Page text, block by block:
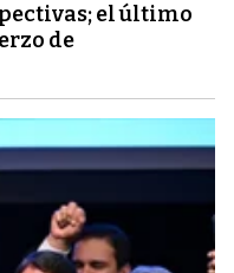
el último
de